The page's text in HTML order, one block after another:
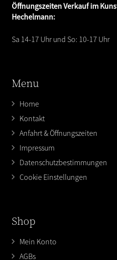
ÖffnungszeitenVerkauf im
Hechelmann:
Sa 14-17 Uhr und So: 10-17 Uhr
Menu
Home
Kontakt
Anfahrt & Öffnungszeiten
Impressum
Datenschutzbestimmungen
Cookie Einstellungen
Shop
Mein Konto
AGBs